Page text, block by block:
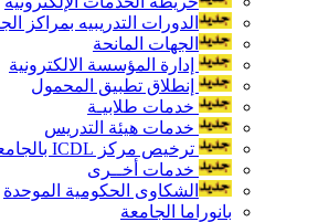
الدورات التدريبيه بمراكز
الجهات المانحة
إدارة المؤسسة الالكترونية
إنطلاق تطبيق المحمول
خدمات طلابيـة
خدمات هيئة التدريس
ترخيص مركز ICDL بالجامعة
خدمات أخــرى
الشكاوى الحكومية الموحدة
بانوراما الجامعة